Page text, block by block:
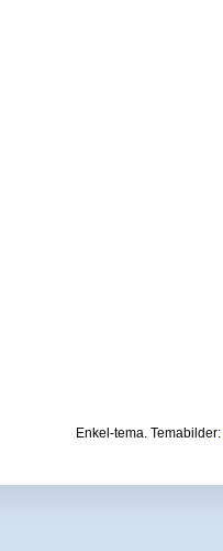
Enkel-tema. Temabilder: